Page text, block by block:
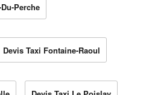
Perche
Devis Taxi Fontaine-Raoul